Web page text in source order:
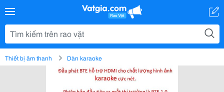
Thiết bị âm thanh Dàn karaoke